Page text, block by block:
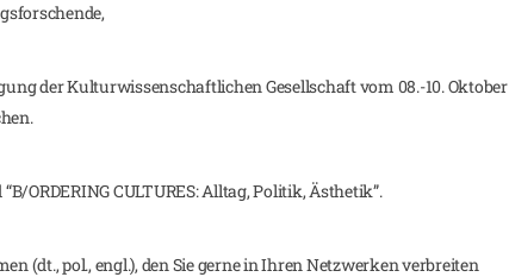
der Kulturwissenschaftlichen Gesellschaft vom 08.-10. Oktober
ORDERING CULTURES: Alltag, Politik, Ästhetik”.
(dt., pol., engl.), den Sie gerne in Ihren Netzwerken verbreiten